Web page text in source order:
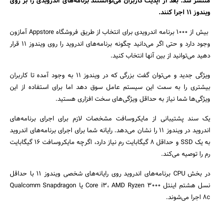
ویندوز ۱۱ اجرا کنند.
بیش از 1000 برنامه اندرویدی برای انتخاب از طریق فروشگاه Appstore آمازون
وجود دارد و حتی اگر می‌دانید چگونه برنامه‌های اندروید را روی ویندوز 11 قرار
دهید می‌توانید از بین آنها انتخاب کنید.
ویژگی جدید و می‌توان گفت بزرگی که در ویندوز ۱۱ به وجود آمده تا کاربران
بیشتری را به سمت این سیستم عامل سوق دهد اما برای استفاده از این
ویژگی‌ها شما نیاز به حداقل ویژگی‌های سخت افزاری هستید.
یک سند پشتیبانی از مایکروسافت مشخصات لازم برای اجرای برنامه‌های
اندروید در ویندوز 11 را نشان می‌دهد. رایانه شما برای اجرای برنامه‌های اندروید
به یک SSD و حداقل 8 گیگابایت رم نیاز دارد، اگرچه مایکروسافت 16 گیگابایت
رم را توصیه می‌کند.
در بخش CPU برنامه‌های اندروید روی رایانه‌های شخصی ویندوز 11 با حداقل
نسل هشتم اینتل Core i3، AMD Ryzen 3000 یا Qualcomm Snapdragon
8c اجرا می‌شوند.